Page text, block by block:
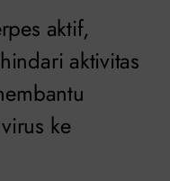
aktif,
aktivitas
ke